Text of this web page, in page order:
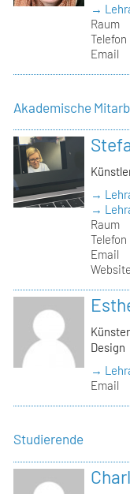
→
Raum
Telefon
Email
Akademische
→
→
Raum
Telefon
Email
Website
Design
→
Email
Studierende